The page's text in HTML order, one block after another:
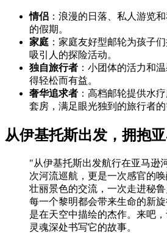
情侣 ：浪漫的日落、私人游览
的假期。
家庭 ：家庭友好型邮轮为孩子
吸引人的探险活动。
独自旅行者 ：小团体的活力和
得轻松而有益。
奢华追求者 ：高档邮轮提供水
套房，满足眼光独到的旅行者的
从伊基托斯出发，拥抱
"从伊基托斯出发航行在亚马逊
次河流巡航，更是一次感官的
壮丽景色的交流，一次走进秘鲁
每一个黎明都会带来生命的新
是在天空中描绘的杰作。来吧
灵魂深处书写它的故事。